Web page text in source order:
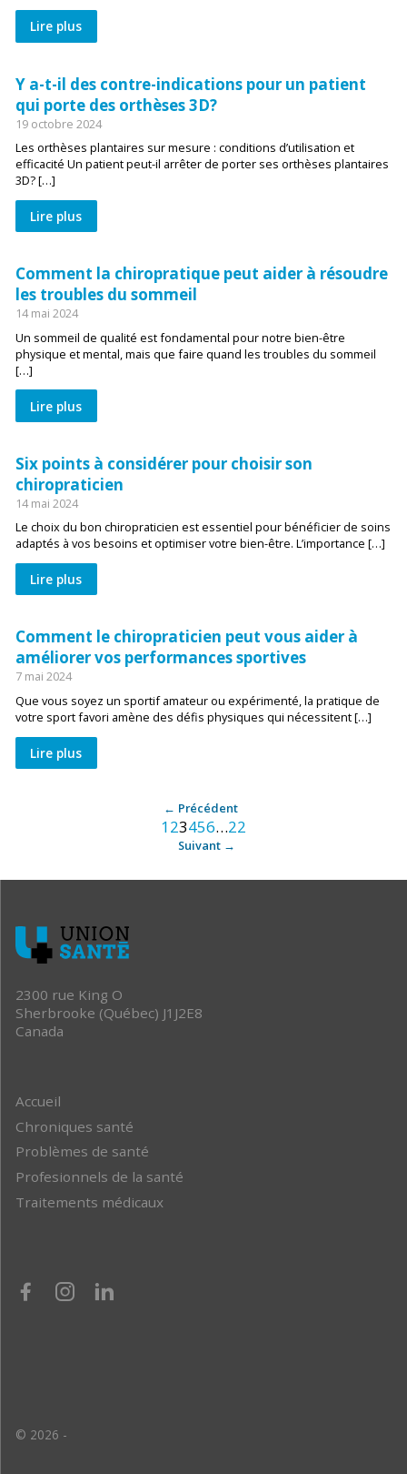
Lire plus
Y a-t-il des contre-indications pour un patient
qui porte des orthèses 3D?
19 octobre 2024
Les orthèses plantaires sur mesure : conditions d’utilisation et
efficacité Un patient peut-il arrêter de porter ses orthèses plantaires
3D? […]
Lire plus
Comment la chiropratique peut aider à résoudre
les troubles du sommeil
14 mai 2024
Un sommeil de qualité est fondamental pour notre bien-être
physique et mental, mais que faire quand les troubles du sommeil
[…]
Lire plus
Six points à considérer pour choisir son
chiropraticien
14 mai 2024
Le choix du bon chiropraticien est essentiel pour bénéficier de soins
adaptés à vos besoins et optimiser votre bien-être. L’importance […]
Lire plus
Comment le chiropraticien peut vous aider à
améliorer vos performances sportives
7 mai 2024
Que vous soyez un sportif amateur ou expérimenté, la pratique de
votre sport favori amène des défis physiques qui nécessitent […]
Lire plus
Archive Précédent
123456…22
Suivant
2300 rue King O
Sherbrooke (Québec) J1J2E8
Canada
Accueil
Chroniques santé
Problèmes de santé
Profesionnels de la santé
Traitements médicaux
© 2026 -